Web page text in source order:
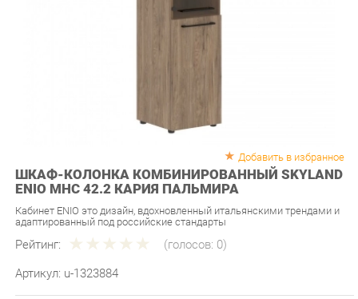
ШКАФ-КОЛОНКА КОМБИНИРОВАННЫЙ SKYLAND
ENIO MHC 42.2 КАРИЯ ПАЛЬМИРА
Кабинет ENIO это дизайн, вдохновленный итальянскими трендами и
Рейтинг: (голосов:0)
Артикул: u-1323884
Продавец: